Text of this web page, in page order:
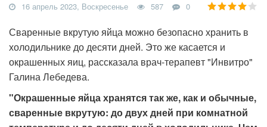
16 апрель 2023, Воскресенье 587 0
Сваренные вкрутую яйца можно безопасно хранить в
холодильнике до десяти дней. Это же касается и
окрашенных яиц, рассказала врач-терапевт "Инвитро"
Галина Лебедева.
"Окрашенные яйца хранятся так же, как и обычные,
сваренные вкрутую: до двух дней при комнатной